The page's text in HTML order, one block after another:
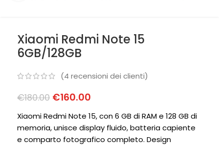
Xiaomi Redmi Note 15
6GB/128GB
(4 recensioni dei clienti)
€180.00 €160.00
Xiaomi Redmi Note 15, con 6 GB di RAM e 128 GB di
memoria, unisce display fluido, batteria capiente
e comparto fotografico completo. Design